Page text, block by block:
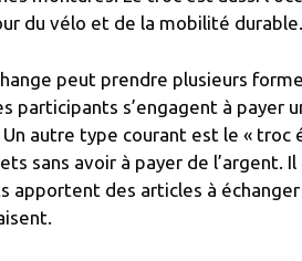
du vélo et de la mobilité durable.
peut prendre plusieurs
participants s’engagent à payer
autre type courant est le «
sans avoir à payer de l’argent.
apportent des articles à